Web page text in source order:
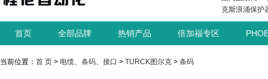
克斯浪涌保护
首页 全部品牌 热销产品 倍加福专区
当前位置： 首 页 > 电缆、条码、接口 > TURCK图尔克 > 条码